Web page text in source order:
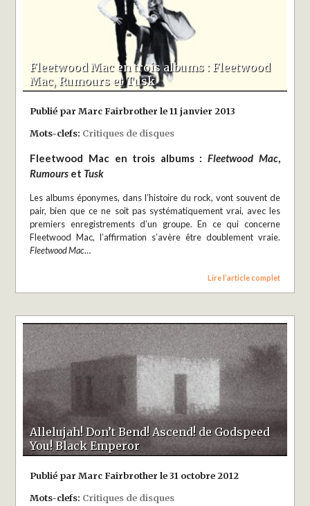
Fleetwood Mac en trois albums : Fleetwood
Mac, Rumours et Tusk
Publié par Marc Fairbrother le 11 janvier 2013
Mots-clefs: Critiques de disques
Fleetwood Mac en trois albums : Fleetwood Mac,
Rumours et Tusk
Les albums éponymes, dans l’histoire du rock, vont souvent de
pair, bien que ce ne soit pas systématiquement vrai, avec les
premiers enregistrements d’un groupe. En ce qui concerne
Fleetwood Mac, l’affirmation s’avère être doublement vraie.
Fleetwood Mac…
Lire l’article complet
Allelujah! Don’t Bend! Ascend! de Godspeed
You! Black Emperor
Publié par Marc Fairbrother le 31 octobre 2012
Mots-clefs: Critiques de disques